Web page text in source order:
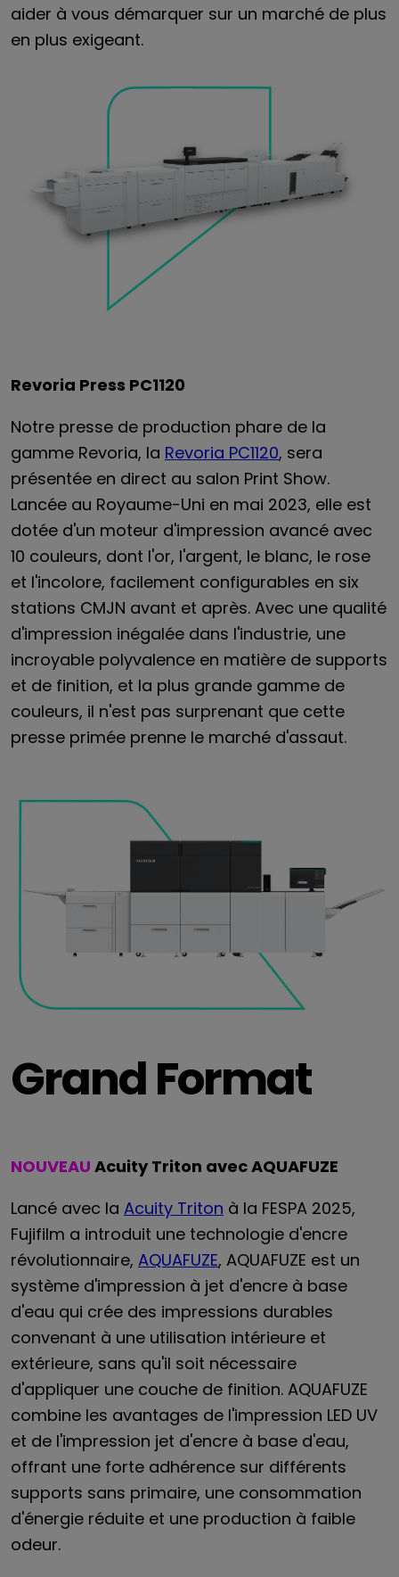
aider à vous démarquer sur un marché de plus
en plus exigeant.
Revoria Press PC1120
Notre presse de production phare de la
gamme Revoria, la Revoria PC1120, sera
présentée en direct au salon Print Show.
Lancée au Royaume-Uni en mai 2023, elle est
dotée d'un moteur d'impression avancé avec
10 couleurs, dont l'or, l'argent, le blanc, le rose
et l'incolore, facilement configurables en six
stations CMJN avant et après. Avec une qualité
d'impression inégalée dans l'industrie, une
incroyable polyvalence en matière de supports
et de finition, et la plus grande gamme de
couleurs, il n'est pas surprenant que cette
presse primée prenne le marché d'assaut.
Grand Format
NOUVEAU Acuity Triton avec AQUAFUZE
Lancé avec la Acuity Triton à la FESPA 2025,
Fujifilm a introduit une technologie d'encre
révolutionnaire, AQUAFUZE, AQUAFUZE est un
système d'impression à jet d'encre à base
d'eau qui crée des impressions durables
convenant à une utilisation intérieure et
extérieure, sans qu'il soit nécessaire
d'appliquer une couche de finition. AQUAFUZE
combine les avantages de l'impression LED UV
et de l'impression jet d'encre à base d'eau,
offrant une forte adhérence sur différents
supports sans primaire, une consommation
d'énergie réduite et une production à faible
odeur.